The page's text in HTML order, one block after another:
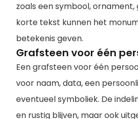
zoals een symbool,
korte tekst kunnen het
betekenis geven.
Grafsteen voor één
Een grafsteen voor één
voor naam, data, een
eventueel symboliek. De
en rustig blijven, maar ook